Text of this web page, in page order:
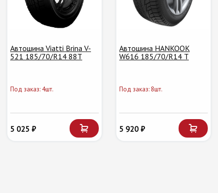
Автошина Viatti Brina V-
521 185/70/R14 88T
Под заказ: 4шт.
5 025 ₽
Автошина HANKOOK
W616 185/70/R14 T
Под заказ: 8шт.
5 920 ₽